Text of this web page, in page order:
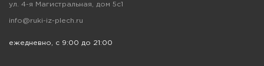
ул. 4-я Магистральная, дом 5с1
info@ruki-iz-plech.ru
ежедневно, с 9:00 до 21:00